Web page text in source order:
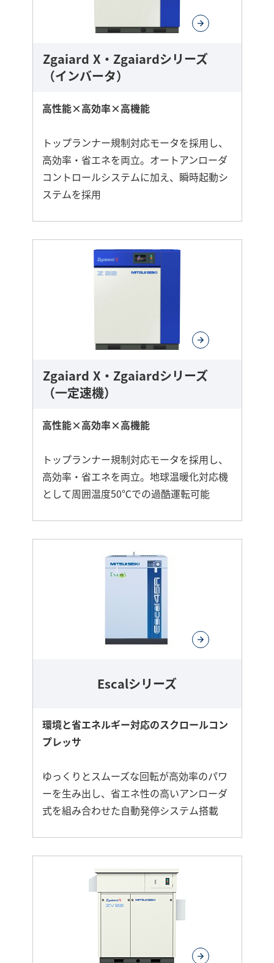
Zgaiard X・Zgaiardシリーズ
（インバータ）
高性能×高効率×高機能
トップランナー規制対応モータを採用し、
高効率・省エネを両立。オートアンローダ
コントロールシステムに加え、瞬時起動シ
ステムを採用
ら
に
Zgaiard X・Zgaiardシリーズ
（一定速機）
高性能×高効率×高機能
トップランナー規制対応モータを採用し、
高効率・省エネを両立。地球温暖化対応機
として周囲温度50℃での過酷運転可能
に
Escalシリーズ
環境と省エネルギー対応のスクロールコン
プレッサ
ゆっくりとスムーズな回転が高効率のパワ
ーを生み出し、省エネ性の高いアンローダ
式を組み合わせた自動発停システム搭載
に
詳